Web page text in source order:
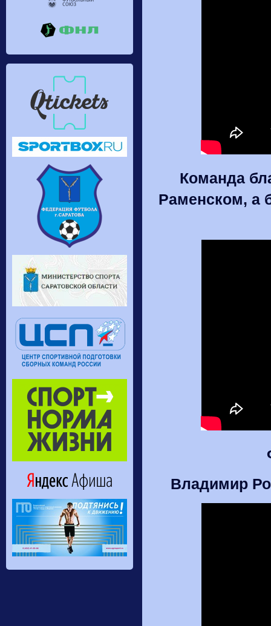
Команда
Раменском, а
Владимир